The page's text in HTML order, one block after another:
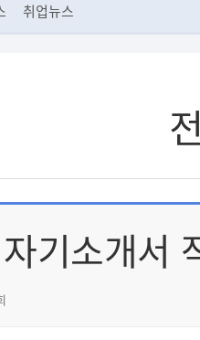
취업뉴스
기소개서